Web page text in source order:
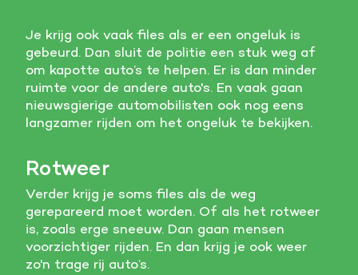
Je krijg ook vaak files als er een ongeluk is
gebeurd. Dan sluit de politie een stuk weg af
om kapotte auto’s te helpen. Er is dan minder
ruimte voor de andere auto's. En vaak gaan
nieuwsgierige automobilisten ook nog eens
langzamer rijden om het ongeluk te bekijken.
Rotweer
Verder krijg je soms files als de weg
gerepareerd moet worden. Of als het rotweer
is, zoals erge sneeuw. Dan gaan mensen
voorzichtiger rijden. En dan krijg je ook weer
zo'n trage rij auto’s.